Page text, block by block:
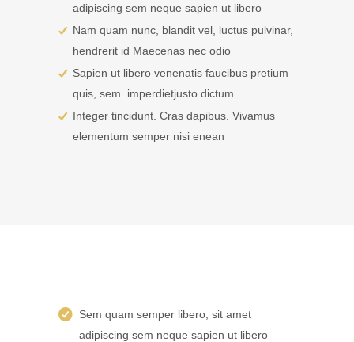
adipiscing sem neque sapien ut libero
Nam quam nunc, blandit vel, luctus pulvinar,
hendrerit id Maecenas nec odio
Sapien ut libero venenatis faucibus pretium
quis, sem. imperdietjusto dictum
Integer tincidunt. Cras dapibus. Vivamus
elementum semper nisi enean
Sem quam semper libero, sit amet
adipiscing sem neque sapien ut libero